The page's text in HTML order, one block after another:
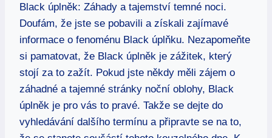
Black úplněk: Záhady a tajemství temné noci.
Doufám, že jste se pobavili a získali zajímavé
informace o fenoménu Black úplňku. Nezapomeňte
si pamatovat, že Black úplněk je zážitek, který
stojí za to zažít. Pokud jste někdy měli zájem o
záhadné a tajemné stránky noční oblohy, Black
úplněk je pro vás to pravé. Takže se dejte do
vyhledávání dalšího termínu a připravte se na to,